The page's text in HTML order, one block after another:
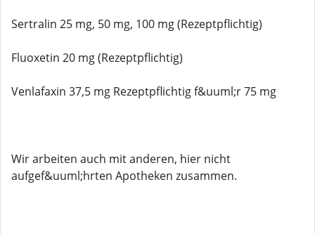
Sertralin 25 mg, 50 mg, 100 mg (Rezeptpflichtig)
Fluoxetin 20 mg (Rezeptpflichtig)
Venlafaxin 37,5 mg Rezeptpflichtig f&uuml;r 75 mg
Wir arbeiten auch mit anderen, hier nicht
aufgef&uuml;hrten Apotheken zusammen.